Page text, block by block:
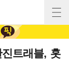
트래블, 홋